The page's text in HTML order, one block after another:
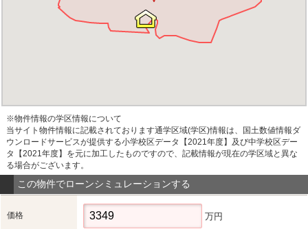
※物件情報の学区情報について
当サイト物件情報に記載されております通学区域(学区)情報は、国土数値情報ダ
ウンロードサービスが提供する小学校区データ【2021年度】及び中学校区デー
タ【2021年度】を元に加工したものですので、記載情報が現在の学区域と異な
る場合がございます。
この物件でローンシミュレーションする
価格 万円